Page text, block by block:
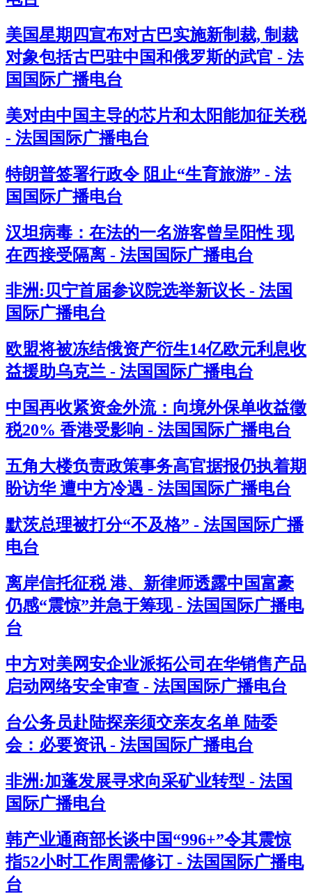
美国星期四宣布对古巴实施新制裁, 制裁
对象包括古巴驻中国和俄罗斯的武官 - 法
国国际广播电台
美对由中国主导的芯片和太阳能加征关税
- 法国国际广播电台
特朗普签署行政令 阻止“生育旅游” - 法
国国际广播电台
汉坦病毒：在法的一名游客曾呈阳性 现
在西接受隔离 - 法国国际广播电台
非洲:贝宁首届参议院选举新议长 - 法国
国际广播电台
欧盟将被冻结俄资产衍生14亿欧元利息收
益援助乌克兰 - 法国国际广播电台
中国再收紧资金外流：向境外保单收益徵
税20% 香港受影响 - 法国国际广播电台
五角大楼负责政策事务高官据报仍执着期
盼访华 遭中方冷遇 - 法国国际广播电台
默茨总理被打分“不及格” - 法国国际广播
电台
离岸信托征税 港、新律师透露中国富豪
仍感“震惊”并急于筹现 - 法国国际广播电
台
中方对美网安企业派拓公司在华销售产品
启动网络安全审查 - 法国国际广播电台
台公务员赴陆探亲须交亲友名单 陆委
会：必要资讯 - 法国国际广播电台
非洲:加蓬发展寻求向采矿业转型 - 法国
国际广播电台
韩产业通商部长谈中国“996+”令其震惊
指52小时工作周需修订 - 法国国际广播电
台